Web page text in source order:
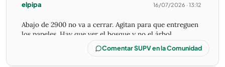
elpipa 16/07/2026 · 13:12
Abajo de 2900 no va a cerrar. Agitan para que entreguen
los papeles. Hay que ver el bosque y no el árbol.
Es zona de compra esta no de venta.Comentar SUPV en la Comunidad